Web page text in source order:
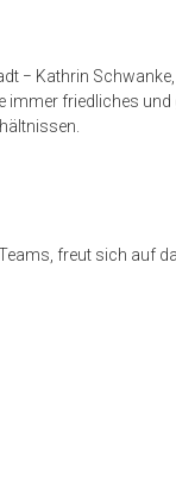
− Kathrin
immer friedliches und
freut sich auf